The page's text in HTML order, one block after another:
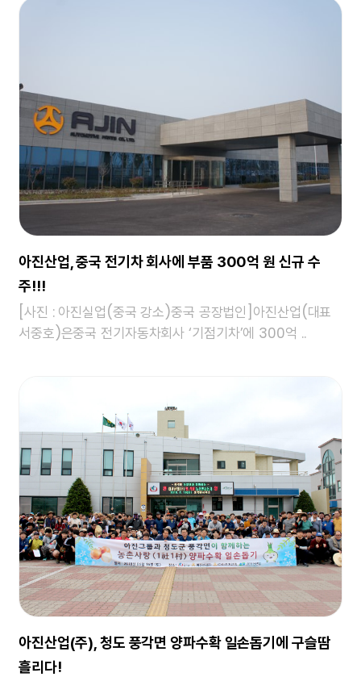
아진산업, 중국 전기차 회사에 부품 300억 원 신규 수
주!!!
[사진 : 아진실업(중국 강소)중국 공장법인]아진산업(대표
서중호)은중국 전기자동차회사 ‘기점기차’에 300억 ..
아진산업(주), 청도 풍각면 양파수확 일손돕기에 구슬땀
흘리다!